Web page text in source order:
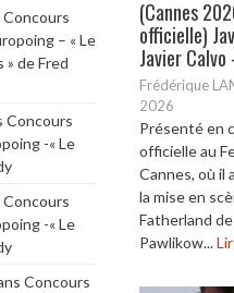
(Cannes
officielle)
Javier
Frédérique
2026
Présenté en
officielle au
Cannes, où il
la mise en
Fatherland de
Pawlikow...
Concours
– « Le
de Fred
Concours
-« Le
Concours
-« Le
Concours